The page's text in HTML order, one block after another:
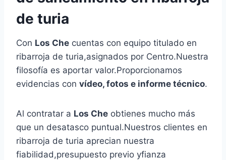
de turia
Con Los Che cuentas con equipo titulado en
ribarroja de turia,asignados por Centro.Nuestra
filosofía es aportar valor.Proporcionamos
evidencias con vídeo, fotos e informe técnico.
Al contratar a Los Che obtienes mucho más
que un desatasco puntual.Nuestros clientes en
ribarroja de turia aprecian nuestra
fiabilidad,presupuesto previo yfianza